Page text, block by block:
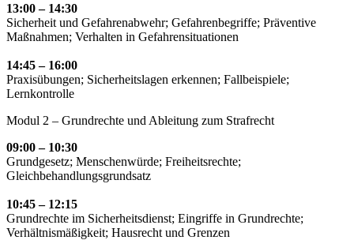
13:00 – 14:30
Sicherheit und Gefahrenabwehr; Gefahrenbegriffe; Präventive
Maßnahmen; Verhalten in Gefahrensituationen
14:45 – 16:00
Praxisübungen; Sicherheitslagen erkennen; Fallbeispiele;
Lernkontrolle
Modul 2 – Grundrechte und Ableitung zum Strafrecht
09:00 – 10:30
Grundgesetz; Menschenwürde; Freiheitsrechte;
Gleichbehandlungsgrundsatz
10:45 – 12:15
Grundrechte im Sicherheitsdienst; Eingriffe in Grundrechte;
Verhältnismäßigkeit; Hausrecht und Grenzen